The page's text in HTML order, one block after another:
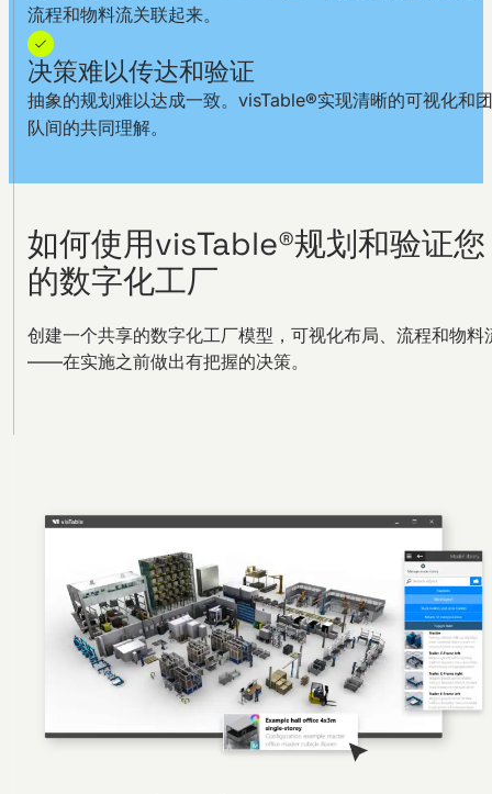
流程和物料流关联起来。
决策难以传达和验证
抽象的规划难以达成一致。visTable®实现清晰的可视化和团
队间的共同理解。
如何使用visTable®规划和验证您
的数字化工厂
创建一个共享的数字化工厂模型，可视化布局、流程和物料
——在实施之前做出有把握的决策。